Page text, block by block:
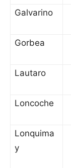
Galvarino
Gorbea
Lautaro
Loncoche
Lonquima
y